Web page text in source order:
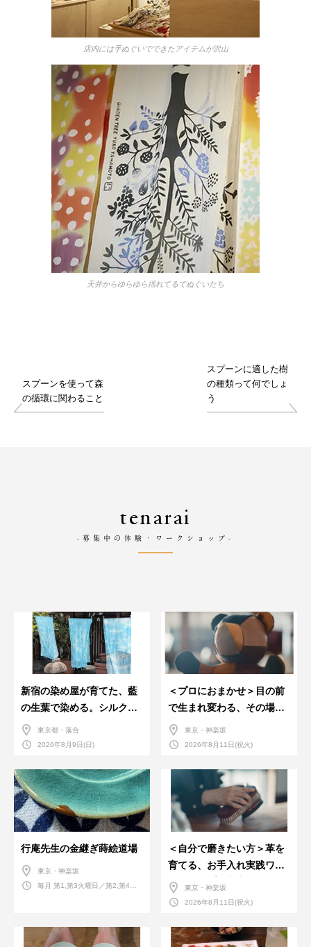
店内には手ぬぐいでできたアイテムが沢山
天井からゆらゆら揺れてるてぬぐいたち
スプーンを使って森
の循環に関わること
スプーンに適した樹
の種類って何でしょ
う
tenarai
-募集中の体験・ワークショップ-
新宿の染め屋が育てた、藍
の生葉で染める。シルクの
ストール
東京都・落合
2026年8月9日(日)
＜プロにおまかせ＞目の前
で生まれ変わる、その場で
革のお手入れ受付会。
東京・神楽坂
2026年8月11日(祝火)
行庵先生の金継ぎ蒔絵道場
東京・神楽坂
毎月 第1,第3火曜日／第2,第4火
＜自分で磨きたい方＞革を
育てる、お手入れ実践ワー
クショップ。基本編！
東京・神楽坂
2026年8月11日(祝火)